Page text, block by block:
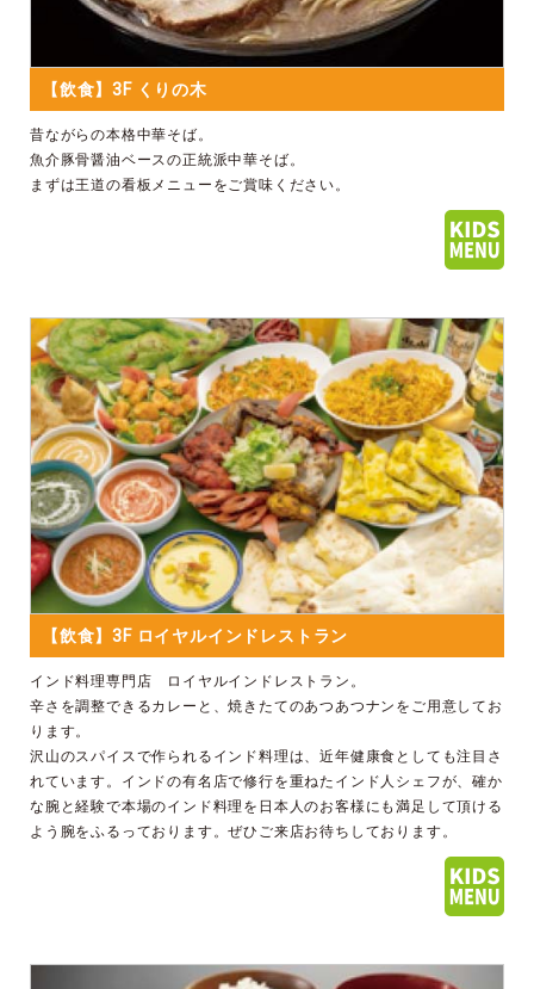
【飲食】3F くりの木
昔ながらの本格中華そば。
魚介豚骨醤油ベースの正統派中華そば。
まずは王道の看板メニューをご賞味ください。
【飲食】3F ロイヤルインドレストラン
インド料理専門店 ロイヤルインドレストラン。
辛さを調整できるカレーと、焼きたてのあつあつナンをご用意してお
ります。
沢山のスパイスで作られるインド料理は、近年健康食としても注目さ
れています。インドの有名店で修行を重ねたインド人シェフが、確か
な腕と経験で本場のインド料理を日本人のお客様にも満足して頂ける
よう腕をふるっております。ぜひご来店お待ちしております。